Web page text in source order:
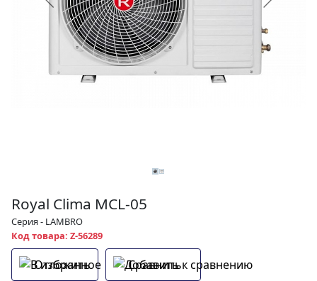
Royal Clima MCL-05
Серия - LAMBRO
Код товара: Z-56289
Отложить Сравнить